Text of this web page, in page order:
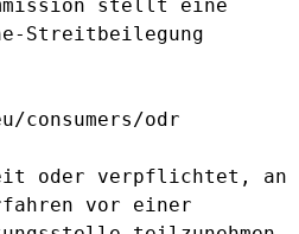
stellt eine
Streitbeilegung
consumers/odr
oder verpflichtet, an
vor einer